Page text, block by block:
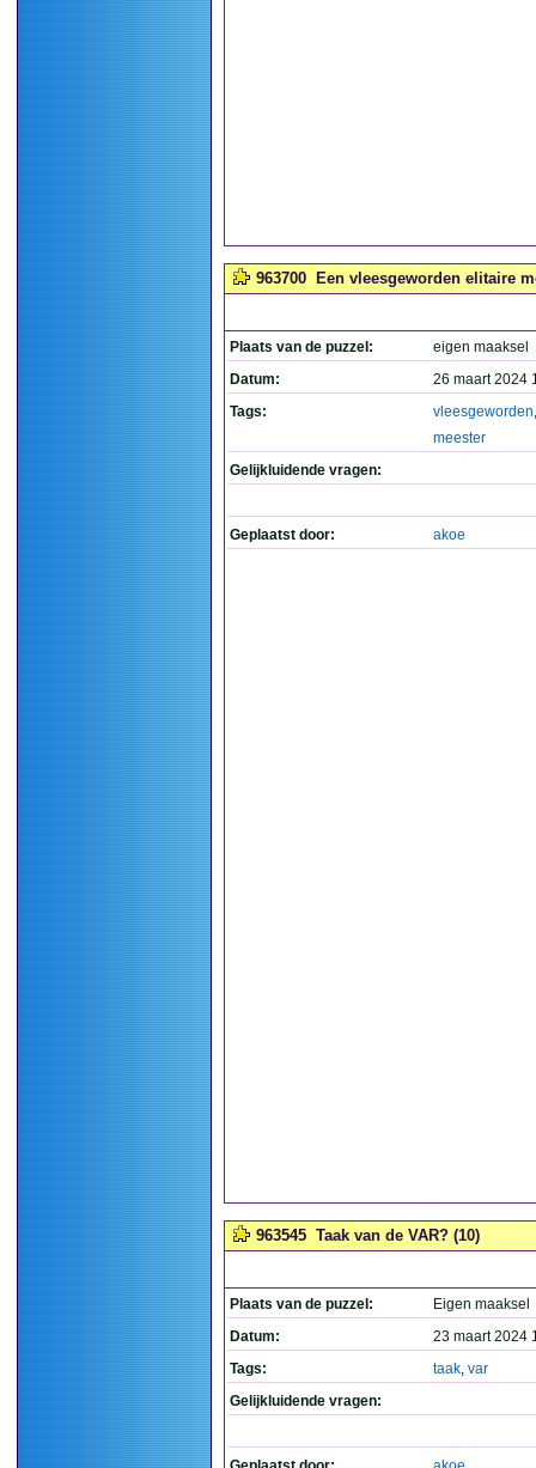
963700 Een vleesgeworden elitaire
Plaats van de puzzel:
eigen maaksel
Datum:
26 maart 2024
Tags:
vleesgeworden
meester
Gelijkluidende vragen:
Geplaatst door: akoe
963545 Taak van de VAR? (10)
Plaats van de puzzel:
Eigen maaksel
Datum:
23 maart 2024
Tags:
taak, var
Gelijkluidende vragen: